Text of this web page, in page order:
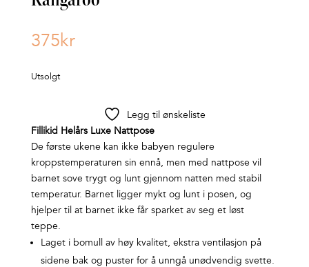
375kr
Utsolgt
Legg til ønskeliste
Fillikid Helårs Luxe Nattpose
De første ukene kan ikke babyen regulere
kroppstemperaturen sin ennå, men med nattpose vil
barnet sove trygt og lunt gjennom natten med stabil
temperatur. Barnet ligger mykt og lunt i posen, og
hjelper til at barnet ikke får sparket av seg et løst
teppe.
Laget i bomull av høy kvalitet, ekstra ventilasjon på
sidene bak og puster for å unngå unødvendig svette.